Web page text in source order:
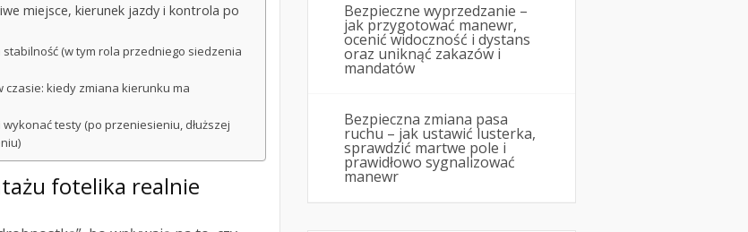
miejsce, kierunek jazdy i kontrola po
stabilność (w tym rola przedniego siedzenia
kiedy zmiana kierunku ma
testy (po przeniesieniu, dłuższej
fotelika realnie
Bezpieczne wyprzedzanie –
jak przygotować manewr,
ocenić widoczność i dystans
oraz uniknąć zakazów i
mandatów
Bezpieczna zmiana pasa
ruchu – jak ustawić lusterka,
sprawdzić martwe pole i
prawidłowo sygnalizować
manewr